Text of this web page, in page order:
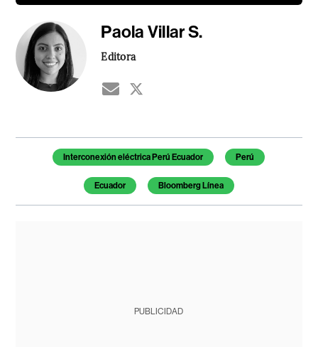
Paola Villar S.
Editora
Temas de este artículo
Interconexión eléctrica Perú Ecuador Perú
Ecuador Bloomberg Línea
PUBLICIDAD